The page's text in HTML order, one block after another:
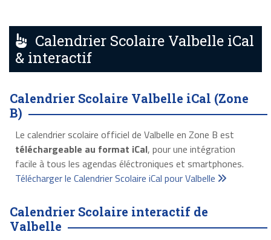
Calendrier Scolaire Valbelle iCal
& interactif
Calendrier Scolaire Valbelle iCal (Zone
B)
Le calendrier scolaire officiel de Valbelle en Zone B est
téléchargeable au format iCal, pour une intégration
facile à tous les agendas éléctroniques et smartphones.
Télécharger le Calendrier Scolaire iCal pour Valbelle
Calendrier Scolaire interactif de
Valbelle